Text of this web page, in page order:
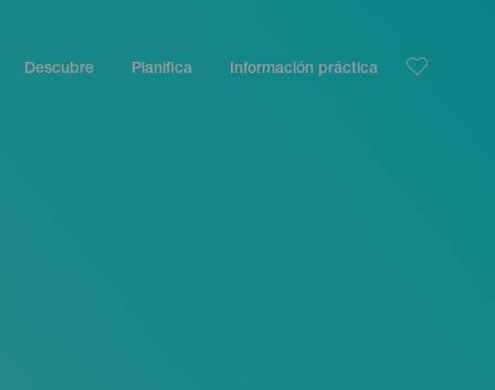
Descubre Planifica Información práctica